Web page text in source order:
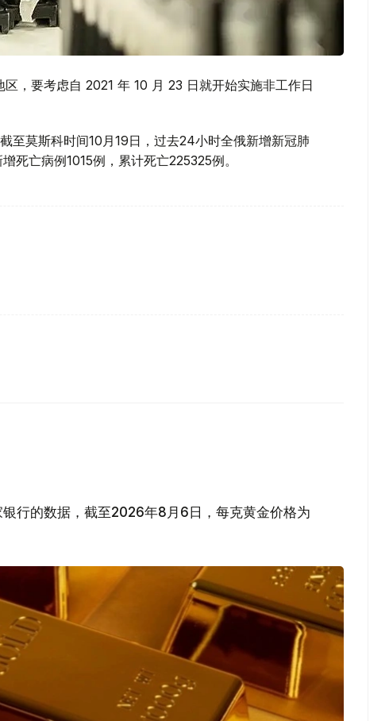
，要考虑自 2021 年 10 月 23 日就开始实施非工作日
至莫斯科时间10月19日，过去24小时全俄新增新冠肺
亡病例1015例，累计死亡225325例。
银行的数据，截至2026年8月6日，每克黄金价格为